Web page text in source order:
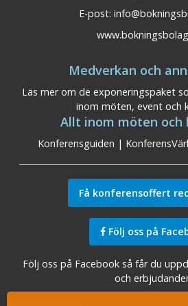
E-post:
Medverkan och
Läs mer om de exponeringspaket
inom möten, event och
Allt inom möten och
Konferensguiden |
Få konferensoffert
Följ oss på
Följ oss på Facebook så får du
och
Sök konferensanläggningar|